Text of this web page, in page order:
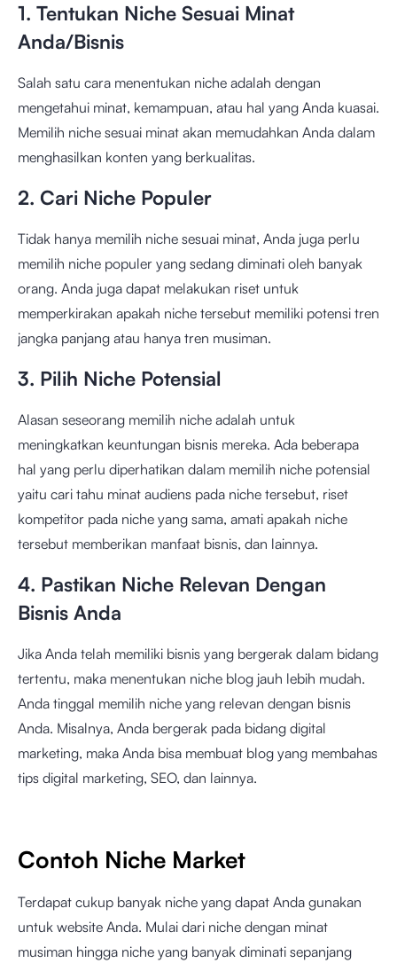
1. Tentukan Niche Sesuai Minat
Anda/Bisnis
Salah satu cara menentukan niche adalah dengan
mengetahui minat, kemampuan, atau hal yang Anda kuasai.
Memilih niche sesuai minat akan memudahkan Anda dalam
menghasilkan konten yang berkualitas.
2. Cari Niche Populer
Tidak hanya memilih niche sesuai minat, Anda juga perlu
memilih niche populer yang sedang diminati oleh banyak
orang. Anda juga dapat melakukan riset untuk
memperkirakan apakah niche tersebut memiliki potensi tren
jangka panjang atau hanya tren musiman.
3. Pilih Niche Potensial
Alasan seseorang memilih niche adalah untuk
meningkatkan keuntungan bisnis mereka. Ada beberapa
hal yang perlu diperhatikan dalam memilih niche potensial
yaitu cari tahu minat audiens pada niche tersebut, riset
kompetitor pada niche yang sama, amati apakah niche
tersebut memberikan manfaat bisnis, dan lainnya.
4. Pastikan Niche Relevan Dengan
Bisnis Anda
Jika Anda telah memiliki bisnis yang bergerak dalam bidang
tertentu, maka menentukan niche blog jauh lebih mudah.
Anda tinggal memilih niche yang relevan dengan bisnis
Anda. Misalnya, Anda bergerak pada bidang digital
marketing, maka Anda bisa membuat blog yang membahas
tips digital marketing, SEO, dan lainnya.
Contoh Niche Market
Terdapat cukup banyak niche yang dapat Anda gunakan
untuk website Anda. Mulai dari niche dengan minat
musiman hingga niche yang banyak diminati sepanjang